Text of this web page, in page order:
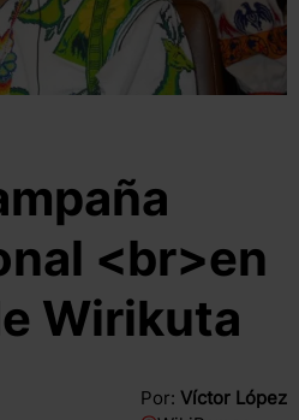
<br>en
Wirikuta
Por: Víctor López